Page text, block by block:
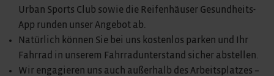
Urban Sports Club sowie die Reifenhäuser Gesundheits-
App runden unser Angebot ab.
Natürlich können Sie bei uns kostenlos parken und Ihr
Fahrrad in unserem Fahrradunterstand sicher abstellen.
Wir engagieren uns auch außerhalb des Arbeitsplatzes –